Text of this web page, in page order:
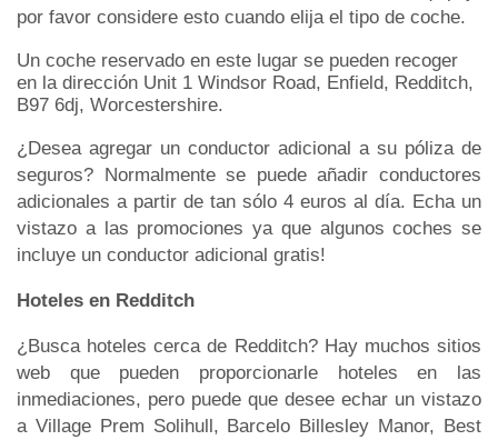
por favor considere esto cuando elija el tipo de coche.
Un coche reservado en este lugar se pueden recoger
en la dirección Unit 1 Windsor Road, Enfield, Redditch,
B97 6dj, Worcestershire.
¿Desea agregar un conductor adicional a su póliza de
seguros? Normalmente se puede añadir conductores
adicionales a partir de tan sólo 4 euros al día. Echa un
vistazo a las promociones ya que algunos coches se
incluye un conductor adicional gratis!
Hoteles en Redditch
¿Busca hoteles cerca de Redditch? Hay muchos sitios
web que pueden proporcionarle hoteles en las
inmediaciones, pero puede que desee echar un vistazo
a Village Prem Solihull, Barcelo Billesley Manor, Best